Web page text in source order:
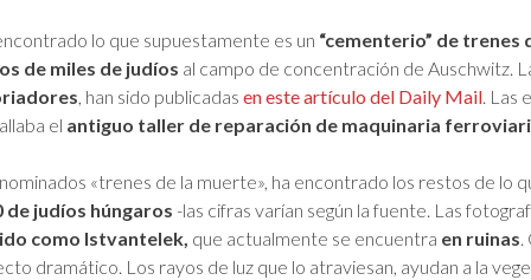
lo que supuestamente es un “cementerio” de trenes
de miles de judíos al campo de concentración de Auschwitz.
, han sido publicadasen este artículo del Daily Mail. Las
el antiguo taller de reparación de maquinaria
«trenes de la muerte», ha encontrado los restos de lo
judíos húngaros -las cifras varían según la fuente. Las
como Istvantelek, que actualmente se encuentra en ruinas.
dramático. Los rayos de luz que lo atraviesan, ayudan a la